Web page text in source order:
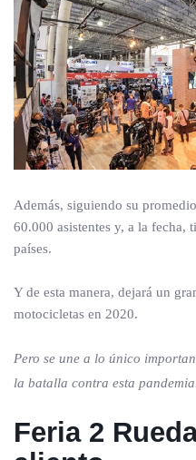
Además, siguiendo su
60.000 asistentes y, a la fecha,
países.
Y de esta manera, dejará un
motocicletas en 2020.
Pero se une a lo único
la batalla contra esta
Feria 2